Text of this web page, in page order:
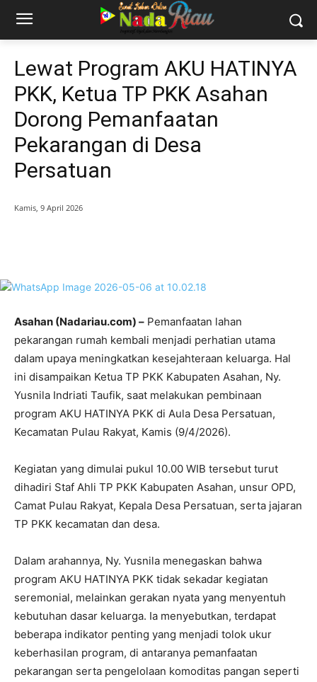
Lewat Program AKU HATINYA
PKK, Ketua TP PKK Asahan
Dorong Pemanfaatan
Pekarangan di Desa
Persatuan
Kamis, 9 April 2026
Asahan (Nadariau.com) – Pemanfaatan lahan
pekarangan rumah kembali menjadi perhatian utama
dalam upaya meningkatkan kesejahteraan keluarga. Hal
ini disampaikan Ketua TP PKK Kabupaten Asahan, Ny.
Yusnila Indriati Taufik, saat melakukan pembinaan
program AKU HATINYA PKK di Aula Desa Persatuan,
Kecamatan Pulau Rakyat, Kamis (9/4/2026).
Kegiatan yang dimulai pukul 10.00 WIB tersebut turut
dihadiri Staf Ahli TP PKK Kabupaten Asahan, unsur OPD,
Camat Pulau Rakyat, Kepala Desa Persatuan, serta jajaran
TP PKK kecamatan dan desa.
Dalam arahannya, Ny. Yusnila menegaskan bahwa
program AKU HATINYA PKK tidak sekadar kegiatan
seremonial, melainkan gerakan nyata yang menyentuh
kebutuhan dasar keluarga. Ia menyebutkan, terdapat
beberapa indikator penting yang menjadi tolok ukur
keberhasilan program, di antaranya pemanfaatan
pekarangan serta pengelolaan komoditas pangan seperti